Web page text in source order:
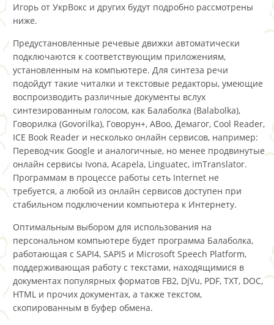
Игорь от УкрВокс и других будут подробно рассмотрены
ниже.
Предустановленные речевые движки автоматически
подключаются к соответствующим приложениям,
установленным на компьютере. Для синтеза речи
подойдут такие читалки и текстовые редакторы, умеющие
воспроизводить различные документы вслух
синтезированным голосом, как Балаболка (Balabolka),
Говорилка (Govorilka), Говорун+, ABoo, Демагог, Cool Reader,
ICE Book Reader и несколько онлайн сервисов, например:
Переводчик Google и аналогичные, но менее продвинутые
онлайн сервисы Ivona, Acapela, Linguatec, imTranslator.
Программам в процессе работы сеть Internet не
требуется, а любой из онлайн сервисов доступен при
стабильном подключении компьютера к Интернету.
Оптимальным выбором для использования на
персональном компьютере будет программа Балаболка,
работающая с SAPI4, SAPI5 и Microsoft Speech Platform,
поддерживающая работу с текстами, находящимися в
документах популярных форматов FB2, DjVu, PDF, TXT, DOC,
HTML и прочих документах, а также текстом,
скопированным в буфер обмена.